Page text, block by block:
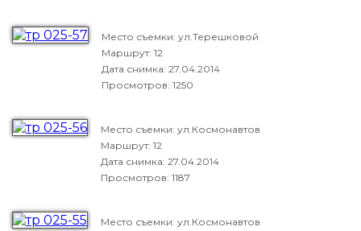
Место съемки: ул.Терешковой
Маршрут: 12
Дата снимка: 27.04.2014
Просмотров: 1250
Место съемки: ул.Космонавтов
Маршрут: 12
Дата снимка: 27.04.2014
Просмотров: 1187
Место съемки: ул.Космонавтов